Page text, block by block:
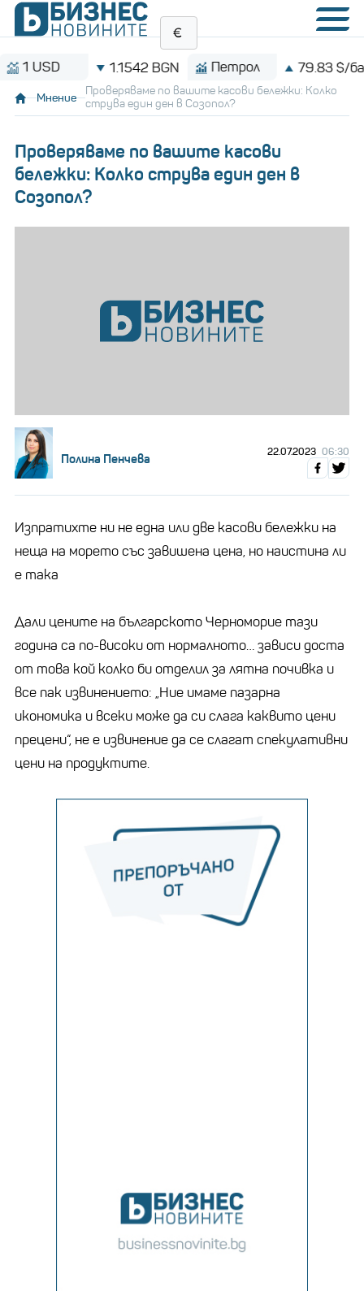
1.1542 BGN Петрол 79.83 $/барел
Мнение
Проверяваме по вашите касови бележки: Колко
струва един ден в Созопол?
Проверяваме по вашите касови
бележки: Колко струва един ден в
Созопол?
Полина Пенчева 22.07.2023 06:30
Изпратихте ни не една или две касови бележки на
неща на морето със завишена цена, но наистина ли
е така
Дали цените на българското Черноморие тази
година са по-високи от нормалното… зависи доста
от това кой колко би отделил за лятна почивка и
все пак извинението: „Ние имаме пазарна
икономика и всеки може да си слага каквито цени
прецени“, не е извинение да се слагат спекулативни
цени на продуктите.